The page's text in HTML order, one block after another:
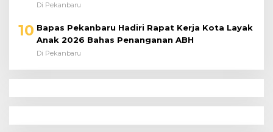
Di Pekanbaru
10 Bapas Pekanbaru Hadiri Rapat Kerja Kota Layak
Anak 2026 Bahas Penanganan ABH
Di Pekanbaru